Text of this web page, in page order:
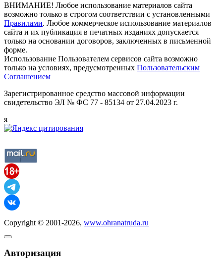
ВНИМАНИЕ! Любое использование материалов сайта
возможно только в строгом соответствии с установленными
Правилами. Любое коммерческое использование материалов
сайта и их публикация в печатных изданиях допускается
только на основании договоров, заключенных в письменной
форме.
Использование Пользователем сервисов сайта возможно
только на условиях, предусмотренных Пользовательским
Соглашением
Зарегистрированное средство массовой информации
свидетельство ЭЛ № ФС 77 - 85134 от 27.04.2023 г.
я
Copyright © 2001-2026, www.ohranatruda.ru
Авторизация